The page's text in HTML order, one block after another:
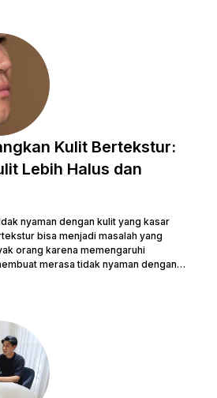
Yuk, temukan cara terbaik yang sesuai
raih penampilan yang...
Kulit Bertekstur:
Lebih Halus dan
nyaman dengan kulit yang kasar
bisa menjadi masalah yang
orang karena memengaruhi
merasa tidak nyaman dengan
jangan khawatir, ada berbagai cara
cara menghilangkan kulit
langkah perawatan yang
Dari penggunaan produk yang sesuai